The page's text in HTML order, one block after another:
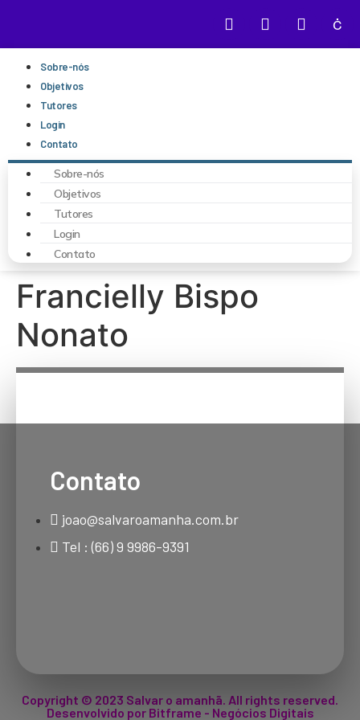
Sobre-nós
Objetivos
Tutores
Login
Contato
Sobre-nós
Objetivos
Tutores
Login
Contato
Francielly Bispo
Nonato
Contato
joao@salvaroamanha.com.br
Tel : (66) 9 9986-9391
Copyright © 2023 Salvar o amanhã. All rights reserved.
Desenvolvido por Bitframe - Negócios Digitais